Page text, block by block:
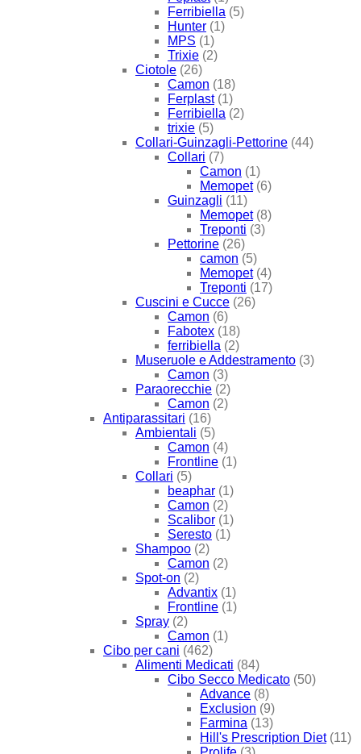
Ferribiella (5)
Hunter (1)
MPS (1)
Trixie (2)
Ciotole (26)
Camon (18)
Ferplast (1)
Ferribiella (2)
trixie (5)
Collari-Guinzagli-Pettorine (44)
Collari (7)
Camon (1)
Memopet (6)
Guinzagli (11)
Memopet (8)
Treponti (3)
Pettorine (26)
camon (5)
Memopet (4)
Treponti (17)
Cuscini e Cucce (26)
Camon (6)
Fabotex (18)
ferribiella (2)
Museruole e Addestramento (3)
Camon (3)
Paraorecchie (2)
Camon (2)
Antiparassitari (16)
Ambientali (5)
Camon (4)
Frontline (1)
Collari (5)
beaphar (1)
Camon (2)
Scalibor (1)
Seresto (1)
Shampoo (2)
Camon (2)
Spot-on (2)
Advantix (1)
Frontline (1)
Spray (2)
Camon (1)
Cibo per cani (462)
Alimenti Medicati (84)
Cibo Secco Medicato (50)
Advance (8)
Exclusion (9)
Farmina (13)
Hill's Prescription Diet (11)